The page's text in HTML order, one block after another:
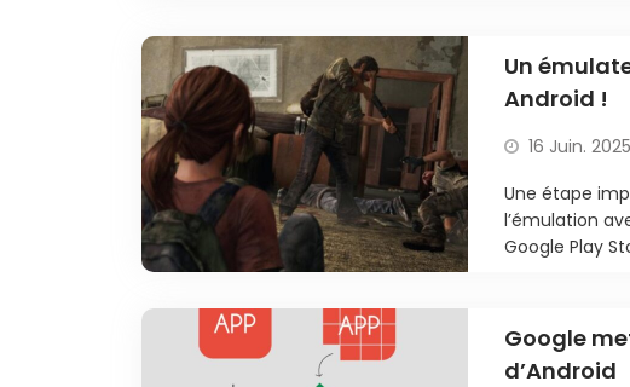
Un
Android !
16 Juin.
Une étape
l’émulation
Google Play
Google
d’Android